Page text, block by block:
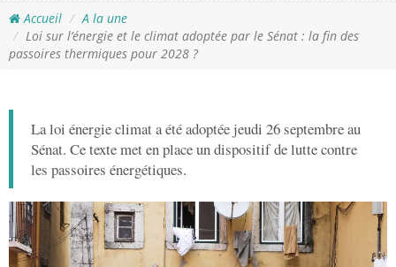
Accueil
A la une
Loi sur l’énergie et le climat adoptée par le Sénat : la fin des
passoires thermiques pour 2028 ?
La loi énergie climat a été adoptée jeudi 26 septembre au
Sénat. Ce texte met en place un dispositif de lutte contre
les passoires énergétiques.